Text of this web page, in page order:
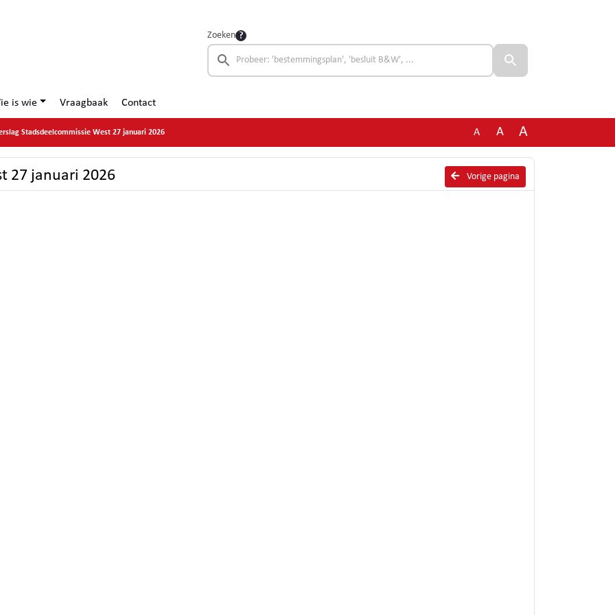
Zoeken
is wie Vraagbaak Contact
Stadsdeelcommissie West 27 januari 2026 A A A
Vorige pagina
27 januari 2026